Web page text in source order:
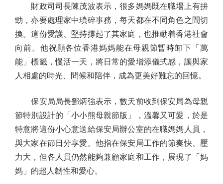
財政司司長陳茂波表示，很多媽媽既在職場上有拚
勁，亦要處理家中瑣碎事務，每天都在不同角色之間切
換。這份愛護、堅持撐起了其家庭，也推動着香港社會
向前。他祝願各位香港媽媽能在母親節暫時卸下「萬
能」標籤，慢活一天，將日常的愛增添儀式感，讓與家
人相處的時光、問候和陪伴，成為更美好難忘的回憶。
保安局局長鄧炳強表示，數天前收到保安局為母親
節特別設計的「小小熊母親節版」，溫馨又可愛，於是
特意將這份小心意送給保安局辦公室的在職媽媽人員，
與大家在節日分享愛。他指在保安局工作的節奏快、壓
力大，但各人員仍然能夠兼顧家庭和工作，展現了「媽
媽」的超人韌性和愛心。